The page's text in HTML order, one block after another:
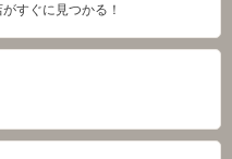
すぐに見つかる！